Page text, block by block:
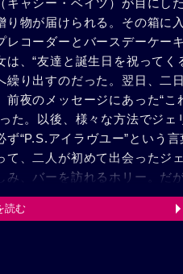
ャシー・ベイツ）が目にし
物が届けられる。その箱に
コーダーとバースデーケー
、“友達と誕生日を祝ってく
り出すのだった。翌日、二
夜のメッセージにあった“こ
た。以後、様々な方法でジェ
“P.S.アイラヴユー”という
、二人が初めて出会ったジ
、バーを訪れるホリー。だ
ガン）が“ゴールウェイ・ガ
ェリーと出会ったときの思
の手紙。だが、そこからが
読む